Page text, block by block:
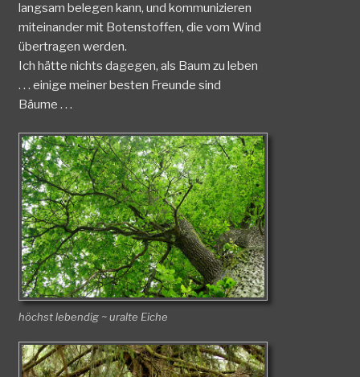
langsam belegen kann, und kommunizieren
miteinander mit Botenstoffen, die vom Wind
übertragen werden.
Ich hätte nichts dagegen, als Baum zu leben
. . . einige meiner besten Freunde sind
Bäume . . .
höchst lebendig ~ uralte Eiche